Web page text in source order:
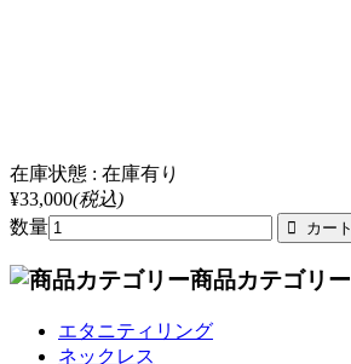
在庫状態 : 在庫有り
¥33,000(税込)
数量
商品カテゴリー
エタニティリング
ネックレス